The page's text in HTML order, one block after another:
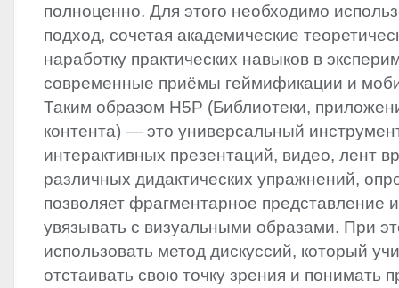
полноценно. Для этого необходимо
подход, сочетая академические
наработку практических навыков в
современные приёмы геймификации и
Таким образом H5P (Библиотеки,
контента) — это универсальный
интерактивных презентаций, видео, лент
различных дидактических упражнений,
позволяет фрагментарное представление
увязывать с визуальными образами. При
использовать метод дискуссий, который
отстаивать свою точку зрения и понимать